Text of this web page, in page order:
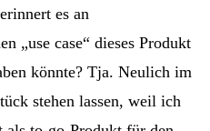
es an
„use case“ dieses Produkt
könnte? Tja. Neulich im
stehen lassen, weil ich